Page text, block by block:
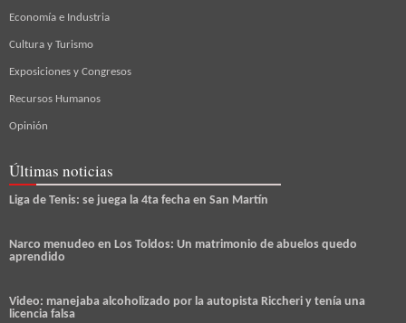
Economía e Industria
Cultura y Turismo
Exposiciones y Congresos
Recursos Humanos
Opinión
Últimas noticias
Liga de Tenis: se juega la 4ta fecha en San Martín
Narco menudeo en Los Toldos: Un matrimonio de abuelos quedo
aprendido
Video: manejaba alcoholizado por la autopista Riccheri y tenía una
licencia falsa